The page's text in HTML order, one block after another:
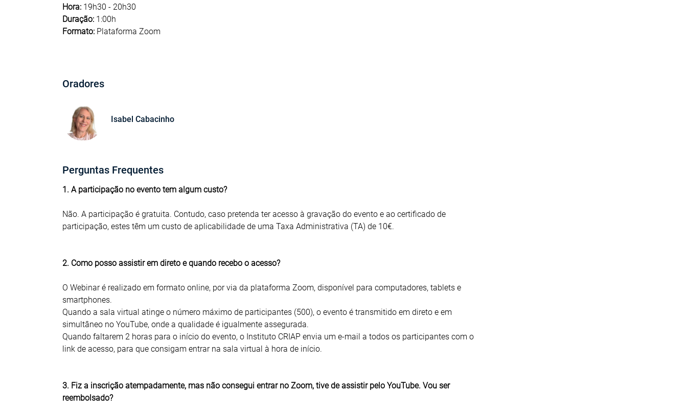
Hora: 19h30 - 20h30
Duração: 1:00h
Formato: Plataforma Zoom
Oradores
Isabel Cabacinho
Perguntas Frequentes
1. A participação no evento tem algum custo?
Não. A participação é gratuita. Contudo, caso pretenda ter acesso à gravação do evento e ao certificado de
participação, estes têm um custo de aplicabilidade de uma Taxa Administrativa (TA) de 10€.
2. Como posso assistir em direto e quando recebo o acesso?
O Webinar é realizado em formato online, por via da plataforma Zoom, disponível para computadores, tablets e
smartphones.
Quando a sala virtual atinge o número máximo de participantes (500), o evento é transmitido em direto e em
simultâneo no YouTube, onde a qualidade é igualmente assegurada.
Quando faltarem 2 horas para o início do evento, o Instituto CRIAP envia um e-mail a todos os participantes com o
link de acesso, para que consigam entrar na sala virtual à hora de início.
3. Fiz a inscrição atempadamente, mas não consegui entrar no Zoom, tive de assistir pelo YouTube. Vou ser
reembolsado?